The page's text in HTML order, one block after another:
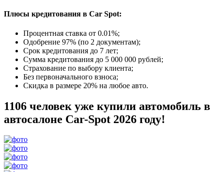
Плюсы кредитования в Car Spot:
Процентная ставка от 0.01%;
Одобрение 97% (по 2 документам);
Срок кредитования до 7 лет;
Сумма кредитования до 5 000 000 рублей;
Страхование по выбору клиента;
Без первоначального взноса;
Скидка в размере 20% на любое авто.
1106 человек уже купили автомобиль в
автосалоне Car-Spot 2026 году!